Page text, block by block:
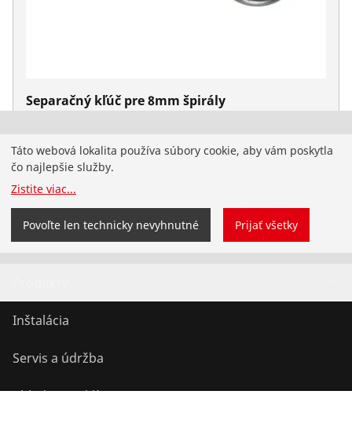
Separačný kľúč pre 8mm špirály
Pristáli ste na slovenskej webovej stránke
ROTHENBERGER pre Slovensko. Môžete si tiež vybrať
svoju krajinu a jazy
Zmeniť krajinu Nezmeniť
Inštalácia
Servis a údržba
Chladenie a klíma
Táto webová lokalita používa súbory cookie, aby vám poskytla
čo najlepšie služby.
Zistite viac...
Povoľte len technicky nevyhnutné Prijať všetky